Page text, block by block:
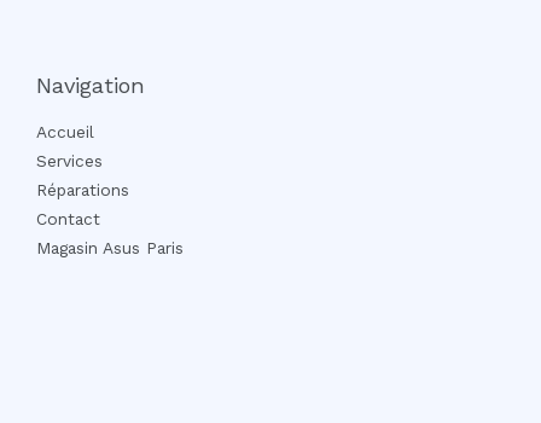
Navigation
Accueil
Services
Réparations
Contact
Magasin Asus Paris